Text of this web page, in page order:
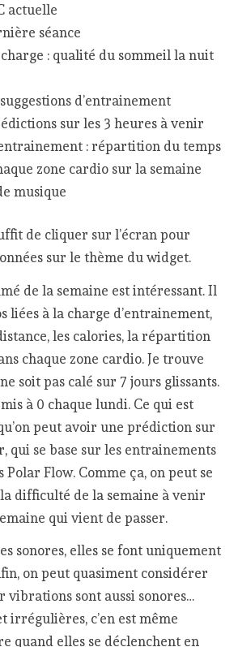
actuelle
séance
: qualité du sommeil la nuit
d’entrainement
sur les 3 heures à venir
: répartition du temps
zone cardio sur la semaine
musique
de cliquer sur l’écran pour
sur le thème du widget.
de la semaine est intéressant. Il
liées à la charge d’entrainement,
les calories, la répartition
chaque zone cardio. Je trouve
soit pas calé sur 7 jours glissants.
à 0 chaque lundi. Ce qui est
peut avoir une prédiction sur
qui se base sur les entrainements
Flow. Comme ça, on peut se
difficulté de la semaine à venir
qui vient de passer.
sonores, elles se font uniquement
on peut quasiment considérer
vibrations sont aussi sonores…
irrégulières, c’en est même
quand elles se déclenchent en